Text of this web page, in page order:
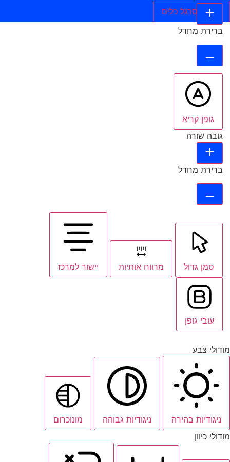
הסתר סרגל כלים
ברירת מחדל
גופן קריא
גובה שורה
ברירת מחדל
סמן גדול מרווח אותיות יישור למרכז
עובי גופן
מודולי צבע
ניגודיות בהירה ניגודיות גבוהה
מונוכרום
מודולי כיוון